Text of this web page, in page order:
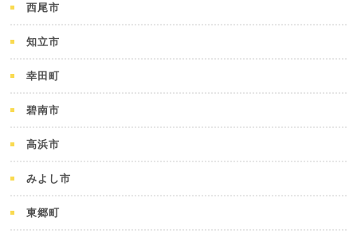
西尾市
知立市
幸田町
碧南市
高浜市
みよし市
東郷町